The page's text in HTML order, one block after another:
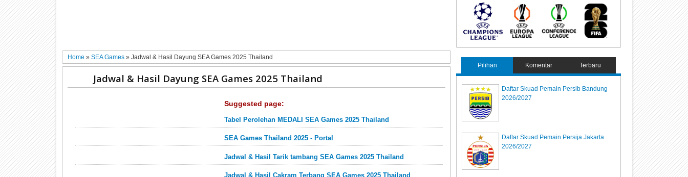
Home » SEA Games » Jadwal & Hasil Dayung SEA Games 2025 Thailand
Jadwal & Hasil Dayung SEA Games 2025 Thailand
Suggested page:
Tabel Perolehan MEDALI SEA Games 2025 Thailand
SEA Games Thailand 2025 - Portal
Jadwal & Hasil Tarik tambang SEA Games 2025 Thailand
Pilihan Komentar Terbaru
Daftar Skuad Pemain Persib Bandung
2026/2027
Daftar Skuad Pemain Persija Jakarta
2026/2027